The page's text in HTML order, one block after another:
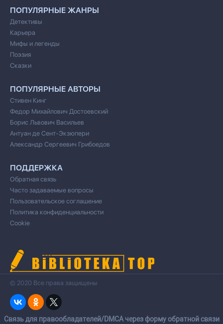
ПОПУЛЯРНЫЕ ЖАНРЫ
Детективы
Карьера
Мифы и легенды
Поэзия
Сказки
ПОПУЛЯРНЫЕ АВТОРЫ
Стивен Кинг
Федор Михайлович Достоевский
Борис Львович Васильев
Антуан де Сент-Экзюпери
Александр Сергеевич Грибоедов
ПОДДЕРЖКА
Обратная связь
Часто задаваемые вопросы
Пользовательское соглашение
Политика конфиденциальности
Cookie
© 2020 Все права защищены
Cвязь для правообладателей/DMCA через форму обратной связи